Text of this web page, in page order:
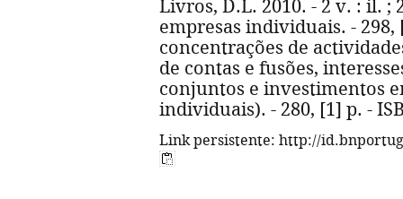
Livros, D.L. 2010. - 2 v. : il. ;
empresas individuais. -
concentrações de
de contas e fusões,
conjuntos e investimentos
individuais). - 280, [1] p. -
Link persistente: http://